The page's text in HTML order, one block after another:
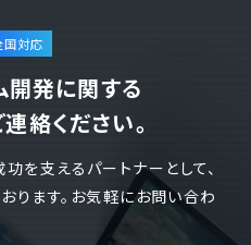
開発に関する
絡ください。
を支えるパートナーとして、
ります。お気軽にお問い合わ